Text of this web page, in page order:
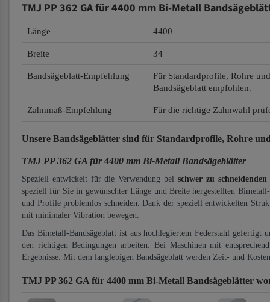
TMJ PP 362 GA für 4400 mm Bi-Metall
Länge 4400
Breite 34
Bandsägeblatt-Empfehlung
Für Standardprofile, Rohre
Bandsägeblatt empfohlen.
Zahnmaß-Empfehlung Für die richtige Zahnwahl
Unsere Bandsägeblätter sind für Standardprofile, Rohre
TMJ PP 362 GA für 4400 mm Bi-Metall Bandsägeblätter
Speziell entwickelt für die Verwendung bei schwer zu
speziell für Sie in gewünschter Länge und Breite hergestellten
und Profile problemlos schneiden. Dank der speziell entwickelten
mit minimaler Vibration bewegen.
Das Bimetall-Bandsägeblatt ist aus hochlegiertem Federstahl
den richtigen Bedingungen arbeiten. Bei Maschinen mit
Ergebnisse. Mit dem langlebigen Bandsägeblatt werden Zeit- und
TMJ PP 362 GA für 4400 mm Bi-Metall Bandsägeblätter